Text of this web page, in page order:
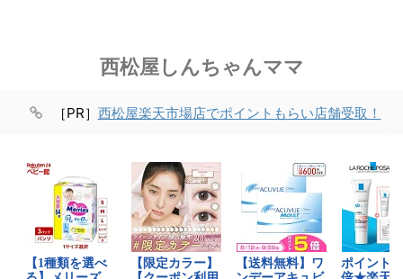
西松屋しんちゃんママ
［PR］ 西松屋楽天市場店でポイントもらい店舗受取！